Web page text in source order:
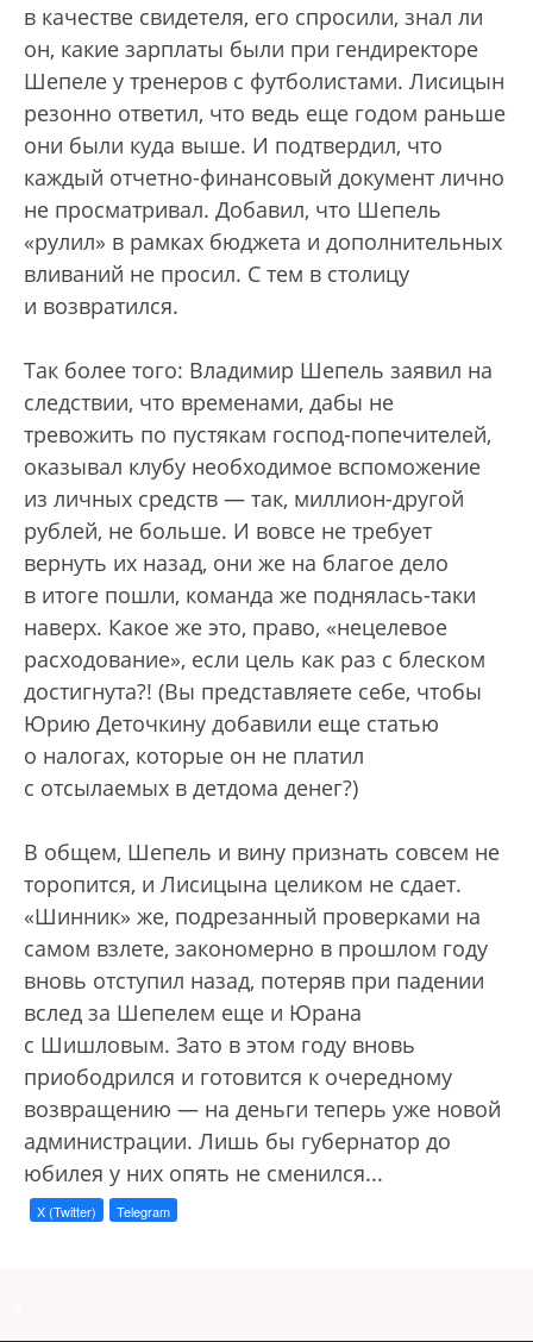
в качестве свидетеля, его спросили, знал ли
он, какие зарплаты были при гендиректоре
Шепеле у тренеров с футболистами. Лисицын
резонно ответил, что ведь еще годом раньше
они были куда выше. И подтвердил, что
каждый отчетно-финансовый документ лично
не просматривал. Добавил, что Шепель
«рулил» в рамках бюджета и дополнительных
вливаний не просил. С тем в столицу
и возвратился.
Так более того: Владимир Шепель заявил на
следствии, что временами, дабы не
тревожить по пустякам господ-попечителей,
оказывал клубу необходимое вспоможение
из личных средств — так, миллион-другой
рублей, не больше. И вовсе не требует
вернуть их назад, они же на благое дело
в итоге пошли, команда же поднялась-таки
наверх. Какое же это, право, «нецелевое
расходование», если цель как раз с блеском
достигнута?! (Вы представляете себе, чтобы
Юрию Деточкину добавили еще статью
о налогах, которые он не платил
с отсылаемых в детдома денег?)
В общем, Шепель и вину признать совсем не
торопится, и Лисицына целиком не сдает.
«Шинник» же, подрезанный проверками на
самом взлете, закономерно в прошлом году
вновь отступил назад, потеряв при падении
вслед за Шепелем еще и Юрана
с Шишловым. Зато в этом году вновь
приободрился и готовится к очередному
возвращению — на деньги теперь уже новой
администрации. Лишь бы губернатор до
юбилея у них опять не сменился...
X (Twitter) Telegram